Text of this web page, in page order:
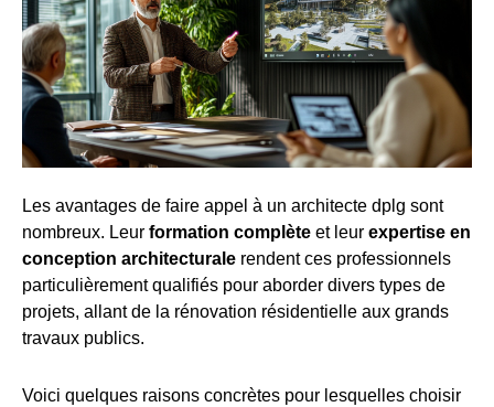
Les avantages de faire appel à un architecte dplg sont
nombreux. Leur formation complète et leur expertise en
conception architecturale rendent ces professionnels
particulièrement qualifiés pour aborder divers types de
projets, allant de la rénovation résidentielle aux grands
travaux publics.
Voici quelques raisons concrètes pour lesquelles choisir